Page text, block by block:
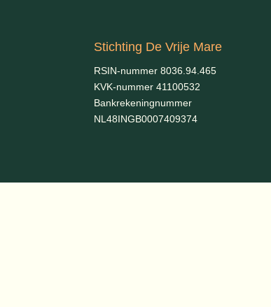
Stichting De Vrije Mare
RSIN-nummer 8036.94.465
KVK-nummer 41100532
Bankrekeningnummer
NL48INGB0007409374